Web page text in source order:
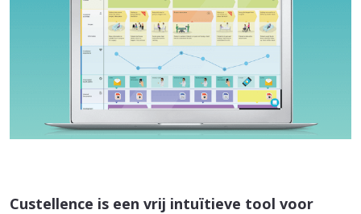
Custellence is een vrij intuïtieve tool voor